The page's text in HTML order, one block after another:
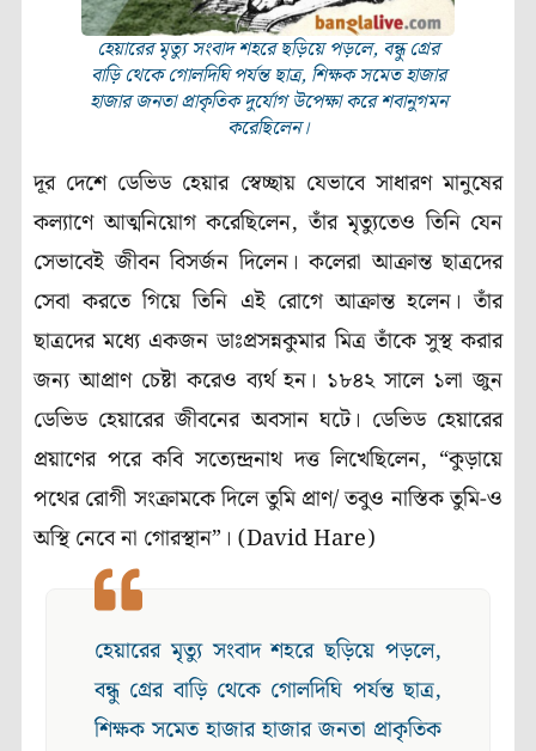
হেয়ারের মৃত্যু সংবাদ শহরে ছড়িয়ে পড়লে, বন্ধু গ্রের
বাড়ি থেকে গোলদিঘি পর্যন্ত ছাত্র, শিক্ষক সমেত হাজার
হাজার জনতা প্রাকৃতিক দুর্যোগ উপেক্ষা করে শবানুগমন
করেছিলেন।
দূর দেশে ডেভিড হেয়ার স্বেচ্ছায় যেভাবে সাধারণ মানুষের
কল্যাণে আত্মনিয়োগ করেছিলেন, তাঁর মৃত্যুতেও তিনি যেন
সেভাবেই জীবন বিসর্জন দিলেন। কলেরা আক্রান্ত ছাত্রদের
সেবা করতে গিয়ে তিনি এই রোগে আক্রান্ত হলেন। তাঁর
ছাত্রদের মধ্যে একজন ডাঃপ্রসন্নকুমার মিত্র তাঁকে সুস্থ করার
জন্য আপ্রাণ চেষ্টা করেও ব্যর্থ হন। ১৮৪২ সালে ১লা জুন
ডেভিড হেয়ারের জীবনের অবসান ঘটে। ডেভিড হেয়ারের
প্রয়াণের পরে কবি সত্যেন্দ্রনাথ দত্ত লিখেছিলেন, “কুড়ায়ে
পথের রোগী সংক্রামকে দিলে তুমি প্রাণ/ তবুও নাস্তিক তুমি-ও
অস্থি নেবে না গোরস্থান”। (David Hare)
হেয়ারের মৃত্যু সংবাদ শহরে ছড়িয়ে পড়লে,
বন্ধু গ্রের বাড়ি থেকে গোলদিঘি পর্যন্ত ছাত্র,
শিক্ষক সমেত হাজার হাজার জনতা প্রাকৃতিক